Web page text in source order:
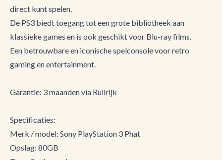
direct kunt spelen.
De PS3 biedt toegang tot een grote bibliotheek aan
klassieke games en is ook geschikt voor Blu-ray films.
Een betrouwbare en iconische spelconsole voor retro
gaming en entertainment.
Garantie: 3 maanden via Ruilrijk
Specificaties:
Merk / model: Sony PlayStation 3 Phat
Opslag: 80GB